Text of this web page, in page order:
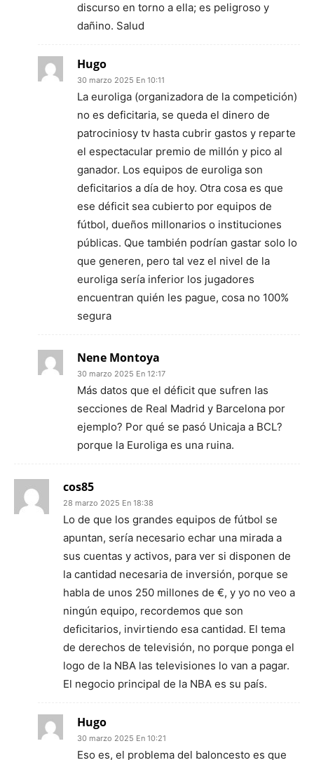
discurso en torno a ella; es peligroso y
dañino. Salud
Hugo
30 marzo 2025 En 10:11
La euroliga (organizadora de la competición)
no es deficitaria, se queda el dinero de
patrociniosy tv hasta cubrir gastos y reparte
el espectacular premio de millón y pico al
ganador. Los equipos de euroliga son
deficitarios a día de hoy. Otra cosa es que
ese déficit sea cubierto por equipos de
fútbol, dueños millonarios o instituciones
públicas. Que también podrían gastar solo lo
que generen, pero tal vez el nivel de la
euroliga sería inferior los jugadores
encuentran quién les pague, cosa no 100%
segura
Nene Montoya
30 marzo 2025 En 12:17
Más datos que el déficit que sufren las
secciones de Real Madrid y Barcelona por
ejemplo? Por qué se pasó Unicaja a BCL?
porque la Euroliga es una ruina.
cos85
28 marzo 2025 En 18:38
Lo de que los grandes equipos de fútbol se
apuntan, sería necesario echar una mirada a
sus cuentas y activos, para ver si disponen de
la cantidad necesaria de inversión, porque se
habla de unos 250 millones de €, y yo no veo a
ningún equipo, recordemos que son
deficitarios, invirtiendo esa cantidad. El tema
de derechos de televisión, no porque ponga el
logo de la NBA las televisiones lo van a pagar.
El negocio principal de la NBA es su país.
Hugo
30 marzo 2025 En 10:21
Eso es, el problema del baloncesto es que